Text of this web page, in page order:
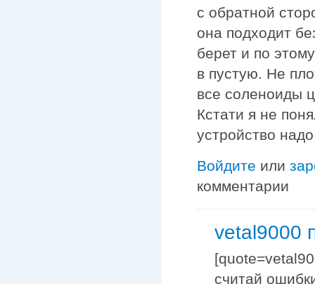
с обратной
она подходит
берет и по
в пустую. Не
все соленоиды
Кстати я не
устройство
Войдите или
комментарии
vetal9000
считай